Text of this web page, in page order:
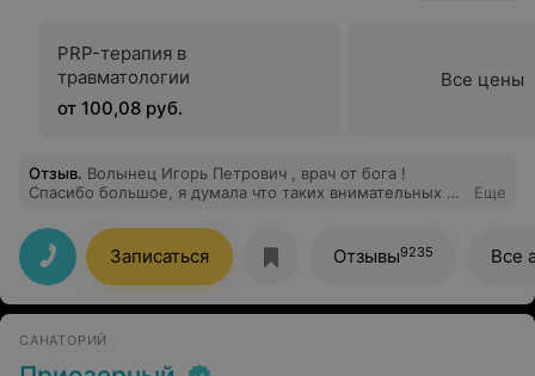
PRP-терапия в
травматологии
от 100,08 руб.
Все цены
Отзыв. Волынец Игорь Петрович , врач от бога !
Спасибо большое, я думала что таких внимательных и
Профессионал с большой буквы! Остались очень
довольны визитом !
Еще
Записаться Отзывы9235 Все
САНАТОРИЙ